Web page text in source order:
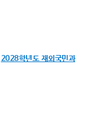
2028학년도 재외국민과